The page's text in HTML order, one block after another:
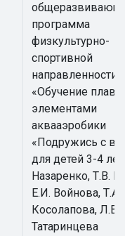
программа
физкультурно-
спортивной
направленности
«Обучение
элементами
аквааэробики
«Подружись с
для детей 3-4
Назаренко, Т.В.
Е.И. Войнова, Т.А.
Косолапова, Л.В.
Татаринцева